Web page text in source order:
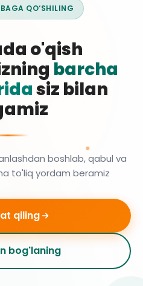
QO‘SHILING
o'qish
barcha
siz bilan
boshlab, qabul va
to'liq yordam beramiz
qiling
bog'laning